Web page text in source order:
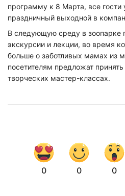
программу к 8 Марта, все гости
праздничный выходной в
В следующую среду в зоопарке
экскурсии и лекции, во время
больше о заботливых мамах из
посетителям предложат
творческих мастер-классах.
0 0 0